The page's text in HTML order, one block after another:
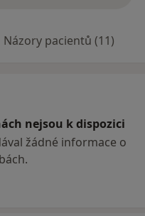
Názory pacientů (11)
nejsou k dispozici
žádné informace o